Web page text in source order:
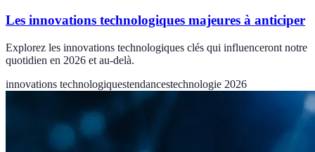
Les innovations technologiques majeures à anticiper
Explorez les innovations technologiques clés qui influenceront notre
quotidien en 2026 et au-delà.
innovations technologiquestendancestechnologie 2026